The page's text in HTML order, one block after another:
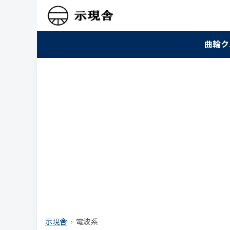
曲輪
示現舎 電波系